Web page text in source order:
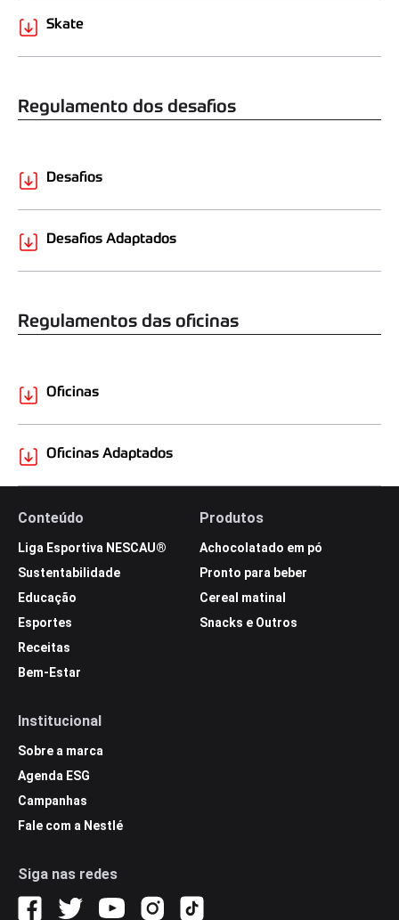
Skate
Regulamento dos desafios
Desafios
Desafios Adaptados
Regulamentos das oficinas
Oficinas
Oficinas Adaptados
Conteúdo
Liga Esportiva NESCAU®
Sustentabilidade
Educação
Esportes
Receitas
Bem-Estar
Produtos
Achocolatado em pó
Pronto para beber
Cereal matinal
Snacks e Outros
Institucional
Sobre a marca
Agenda ESG
Campanhas
Fale com a Nestlé
Siga nas redes